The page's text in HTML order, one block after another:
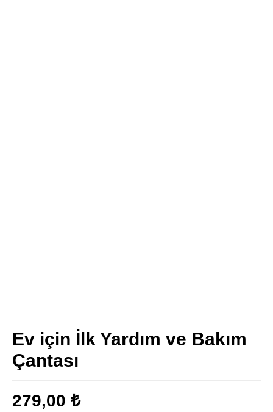
Ev için İlk Yardım ve Bakım
Çantası
279,00 ₺